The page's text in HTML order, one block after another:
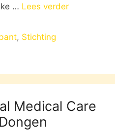
… Lees verder
, Stichting
Medical Care